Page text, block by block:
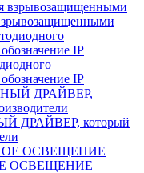
IP
ДРАЙВЕР, который
ОСВЕЩЕНИЕ